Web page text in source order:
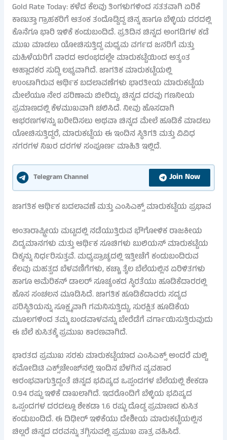
Gold Rate Today: ಕಳೆದ ಕೆಲವು ತಿಂಗಳುಗಳಿಂದ ಸತತವಾಗಿ ಏರಿಕೆ
ಕಾಣುತ್ತಾ ಗ್ರಾಹಕರಿಗೆ ಆತಂಕ ತಂದೊಡ್ಡಿದ್ದ ಚಿನ್ನ ಹಾಗೂ ಬೆಳ್ಳಿಯ ದರದಲ್ಲಿ
ಕೊನೆಗೂ ಭಾರಿ ಇಳಿಕೆ ಕಂಡುಬಂದಿದೆ. ಪ್ರತಿದಿನ ಚಿನ್ನದ ಅಂಗಡಿಗಳ ಕಡೆ
ಮುಖ ಮಾಡಲು ಯೋಚಿಸುತ್ತಿದ್ದ ಮಧ್ಯಮ ವರ್ಗದ ಜನರಿಗೆ ಮತ್ತು
ಮಹಿಳೆಯರಿಗೆ ವಾರದ ಆರಂಭದಲ್ಲೇ ಮಾರುಕಟ್ಟೆಯಿಂದ ಅತ್ಯಂತ
ಆಹ್ಲಾದಕರ ಸುದ್ದಿ ಲಭ್ಯವಾಗಿದೆ. ಜಾಗತಿಕ ಮಾರುಕಟ್ಟೆಯಲ್ಲಿ
ಉಂಟಾಗಿರುವ ಆರ್ಥಿಕ ಬದಲಾವಣೆಗಳು ಭಾರತೀಯ ಮಾರುಕಟ್ಟೆಯ
ಮೇಲೆಯೂ ನೇರ ಪರಿಣಾಮ ಬೀರಿದ್ದು, ಚಿನ್ನದ ದರವು ಗಣನೀಯ
ಪ್ರಮಾಣದಲ್ಲಿ ಕೆಳಮುಖವಾಗಿ ಚಲಿಸಿದೆ. ನೀವು ಹೊಸದಾಗಿ
ಆಭರಣಗಳನ್ನು ಖರೀದಿಸಲು ಅಥವಾ ಚಿನ್ನದ ಮೇಲೆ ಹೂಡಿಕೆ ಮಾಡಲು
ಯೋಚಿಸುತ್ತಿದ್ದರೆ, ಮಾರುಕಟ್ಟೆಯ ಈ ಇಂದಿನ ಸ್ಥಿತಿಗತಿ ಮತ್ತು ವಿವಿಧ
ನಗರಗಳ ನಿಖರ ದರಗಳ ಸಂಪೂರ್ಣ ಮಾಹಿತಿ ಇಲ್ಲಿದೆ.
Telegram Channel Join Now
ಜಾಗತಿಕ ಆರ್ಥಿಕ ಬದಲಾವಣೆ ಮತ್ತು ಎಂಸಿಎಕ್ಸ್ ಮಾರುಕಟ್ಟೆಯ ಪ್ರಭಾವ
ಅಂತಾರಾಷ್ಟ್ರೀಯ ಮಟ್ಟದಲ್ಲಿ ನಡೆಯುತ್ತಿರುವ ಭೌಗೋಳಿಕ ರಾಜಕೀಯ
ವಿದ್ಯಮಾನಗಳು ಮತ್ತು ಆರ್ಥಿಕ ಸೂಚಿಗಳು ಬುಲಿಯನ್ ಮಾರುಕಟ್ಟೆಯ
ದಿಕ್ಕನ್ನು ನಿರ್ಧರಿಸುತ್ತವೆ. ಮಧ್ಯಪ್ರಾಚ್ಯದಲ್ಲಿ ಇತ್ತೀಚೆಗೆ ಕಂಡುಬಂದಿರುವ
ಕೆಲವು ಮಹತ್ವದ ಬೆಳವಣಿಗೆಗಳು, ಕಚ್ಚಾ ತೈಲ ಬೆಲೆಯಲ್ಲಿನ ಏರಿಳಿತಗಳು
ಹಾಗೂ ಅಮೆರಿಕನ್ ಡಾಲರ್ ಸೂಚ್ಯಂಕದ ಸ್ಥಿರತೆಯು ಹೂಡಿಕೆದಾರರಲ್ಲಿ
ಹೊಸ ಸಂಚಲನ ಮೂಡಿಸಿದೆ. ಜಾಗತಿಕ ಹೂಡಿಕೆದಾರರು ಸದ್ಯದ
ಪರಿಸ್ಥಿತಿಯನ್ನು ಸೂಕ್ಷ್ಮವಾಗಿ ಗಮನಿಸುತ್ತಿದ್ದು, ಸುರಕ್ಷಿತ ಹೂಡಿಕೆಯ
ಮೂಲಗಳಿಂದ ತಮ್ಮ ಬಂಡವಾಳವನ್ನು ಬೇರೆಡೆಗೆ ವರ್ಗಾಯಿಸುತ್ತಿರುವುದು
ಈ ಬೆಲೆ ಕುಸಿತಕ್ಕೆ ಪ್ರಮುಖ ಕಾರಣವಾಗಿದೆ.
ಭಾರತದ ಪ್ರಮುಖ ಸರಕು ಮಾರುಕಟ್ಟೆಯಾದ ಎಂಸಿಎಕ್ಸ್ ಅಂದರೆ ಮಲ್ಟಿ
ಕಮೋಡಿಟಿ ಎಕ್ಸ್‌ಚೇಂಜ್‌ನಲ್ಲಿ ಇಂದಿನ ಬೆಳಗಿನ ವ್ಯವಹಾರ
ಆರಂಭವಾಗುತ್ತಿದ್ದಂತೆ ಚಿನ್ನದ ಭವಿಷ್ಯದ ಒಪ್ಪಂದಗಳ ಬೆಲೆಯಲ್ಲಿ ಶೇಕಡಾ
0.94 ರಷ್ಟು ಇಳಿಕೆ ದಾಖಲಾಗಿದೆ. ಇದರೊಂದಿಗೆ ಬೆಳ್ಳಿಯ ಭವಿಷ್ಯದ
ಒಪ್ಪಂದಗಳ ದರದಲ್ಲೂ ಶೇಕಡಾ 1.6 ರಷ್ಟು ದೊಡ್ಡ ಪ್ರಮಾಣದ ಕುಸಿತ
ಕಂಡುಬಂದಿದೆ. ಈ ದಿಢೀರ್ ಇಳಿಕೆಯು ದೇಶೀಯ ಮಾರುಕಟ್ಟೆಯಲ್ಲಿನ
ಚಿಲ್ಲರೆ ಚಿನ್ನದ ದರವನ್ನು ತಗ್ಗಿಸುವಲ್ಲಿ ಪ್ರಮುಖ ಪಾತ್ರ ವಹಿಸಿದೆ.